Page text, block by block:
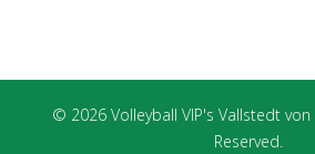
© 2026 Volleyball VIP's Vallstedt von
Reserved.